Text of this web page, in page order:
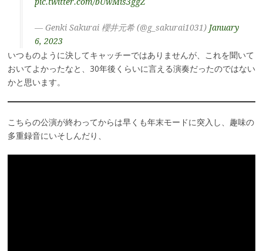
— Genki Sakurai 櫻井元希 (@g_sakurai1031) January
6, 2023
いつものように決してキャッチーではありませんが、これを聞いて
おいてよかったなと、30年後くらいに言える演奏だったのではない
かと思います。
こちらの公演が終わってからは早くも年末モードに突入し、趣味の
多重録音にいそしんだり、